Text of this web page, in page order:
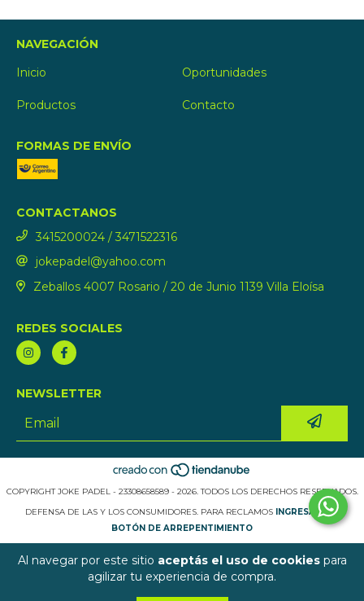
Al navegar por este sitio aceptás el uso de cookiespara
agilizar tu experiencia de compra.
NAVEGACIÓN
Inicio
Oportunidades
Productos Contacto
FORMAS DE ENVÍO
CONTACTANOS
3415200024 / 3471522316
jokepadel@yahoo.com
Zeballos 4007 Rosario / 20 de Junio 1139 Villa Eloísa
REDES SOCIALES
NEWSLETTER
COPYRIGHT JOKE PADEL - 23308658589 - 2026. TODOS LOS DERECHOS RESERVADOS.
DEFENSA DE LAS Y LOS CONSUMIDORES. PARA RECLAMOS INGRESÁ ACÁ.
BOTÓN DE ARREPENTIMIENTO